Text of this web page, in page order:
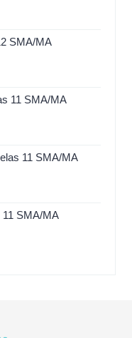
SMA/MA
11 SMA/MA
11 SMA/MA
11 SMA/MA